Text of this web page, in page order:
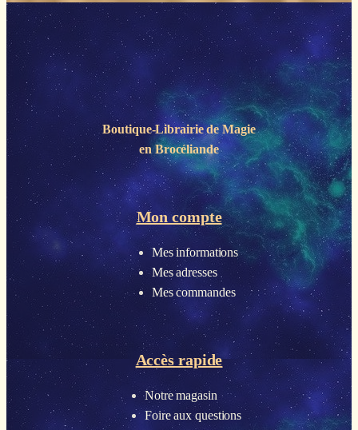
Boutique-Librairie deMagie
en Brocéliande
Mon compte
Mes informations
Mes adresses
Mes commandes
Accès rapide
Notre magasin
Foire aux questions